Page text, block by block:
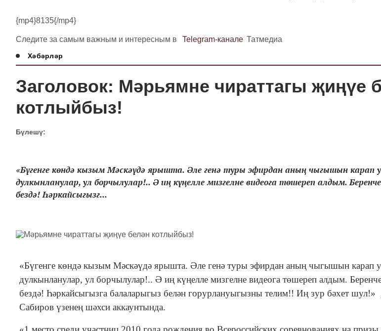
{mp4}8135{/mp4}
Следите за самым важным и интересным в Telegram-канале Татмедиа
Хәбәрләр
Заголовок: Мәрьямне чираттагы җиңүе
котлыйбыз!
Бүлешү:
«Бүгенге көндә кызым Мәскәүдә ярышта. Әле генә туры эфирдан аның чыгышын карап
дулкынланулар, ул борчылулар!.. Ә иң күңелле мизгелне видеога төшереп алдым.
бездә! Һәркайсыгызг...
«Бүгенге көндә кызым Мәскәүдә ярышта. Әле генә туры эфирдан аның чыгышын карап
дулкынланулар, ул борчылулар!.. Ә иң күңелле мизгелне видеога төшереп алдым.
бездә! Һәркайсыгызга балаларыгыз белән горурлануыгызны телим!! Иң зур бәхет шул!»
Сабиров үзенең шәхси аккаунтында.